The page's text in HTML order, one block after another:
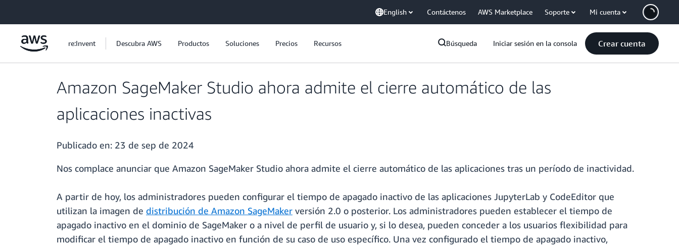
English Contáctenos AWS Marketplace Soporte Mi cuenta
re:Invent Descubra AWS Productos Soluciones Precios Recursos Búsqueda Iniciar sesión en la consola Crear cuenta
Amazon SageMaker Studio ahora admite el cierre automático de las
aplicaciones inactivas
Publicado en: 23 de sep de 2024
Nos complace anunciar que Amazon SageMaker Studio ahora admite el cierre automático de las aplicaciones tras un período de inactividad.
A partir de hoy, los administradores pueden configurar el tiempo de apagado inactivo de las aplicaciones JupyterLab y CodeEditor que
utilizan la imagen de distribución de Amazon SageMaker versión 2.0 o posterior. Los administradores pueden establecer el tiempo de
apagado inactivo en el dominio de SageMaker o a nivel de perfil de usuario y, si lo desea, pueden conceder a los usuarios flexibilidad para
modificar el tiempo de apagado inactivo en función de su caso de uso específico. Una vez configurado el tiempo de apagado inactivo,